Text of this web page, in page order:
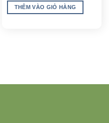
là:
150.000 ₫.
tại
là:
THÊM VÀO GIỎ HÀNG